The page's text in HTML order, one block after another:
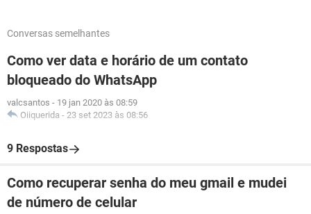
Conversas semelhantes
Como ver data e horário de um contato
bloqueado do WhatsApp
valcsantos - 19 jan 2020 às 08:59
Oiiquerida - 23 set 2023 às 08:56
9 Respostas
Como recuperar senha do meu gmail e mudei
de número de celular